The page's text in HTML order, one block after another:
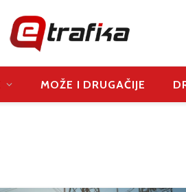
MOŽE I DRUGAČIJE